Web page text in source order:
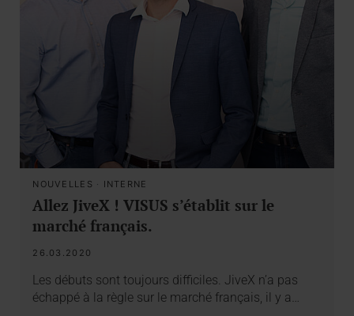
NOUVELLES · INTERNE
Allez JiveX ! VISUS s’établit sur le
marché français.
26.03.2020
Les débuts sont toujours difficiles. JiveX n’a pas
échappé à la règle sur le marché français, il y a…